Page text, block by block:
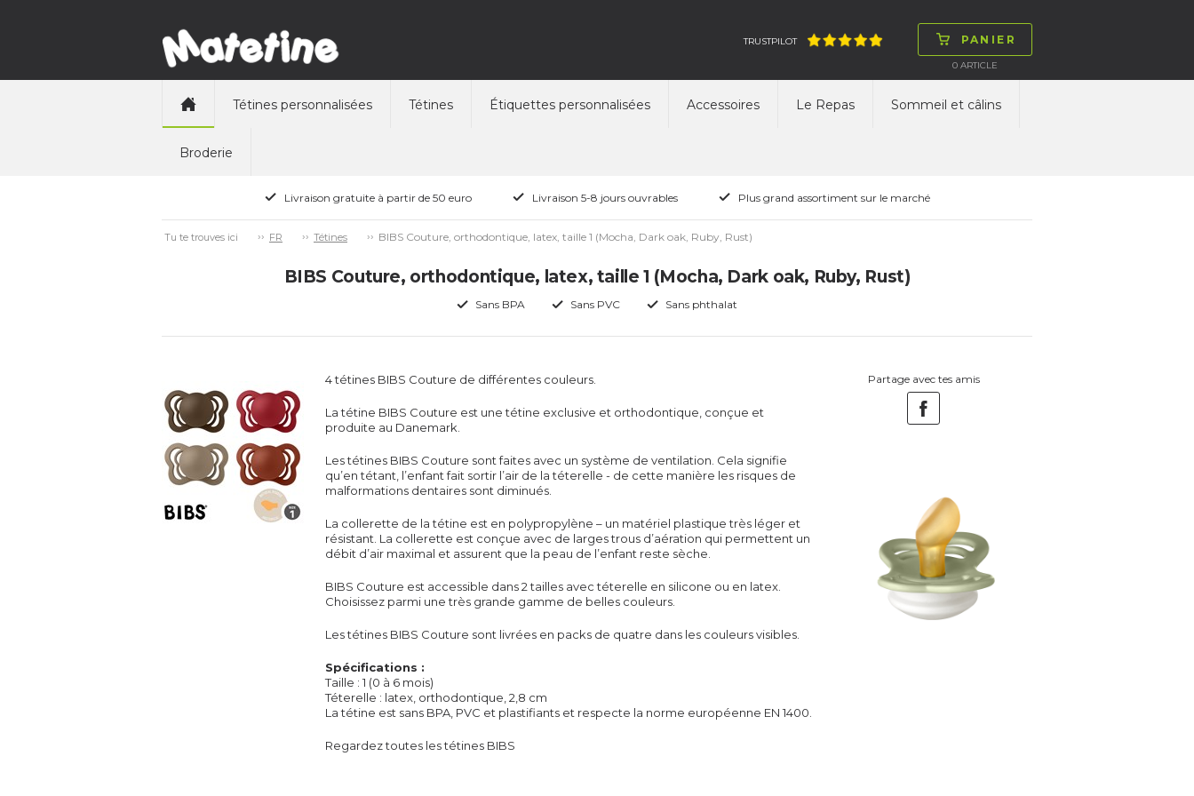
PANIER
0 ARTICLE
TRUSTPILOT
Tétines personnalisées Tétines Étiquettes personnalisées Accessoires Le Repas Sommeil et câlins
Broderie
Livraison gratuite à partir de 50 euro Livraison 5-8 jours ouvrables Plus grand assortiment sur le marché
Tu te trouves ici FR Tétines BIBS Couture, orthodontique, latex, taille 1 (Mocha, Dark oak, Ruby, Rust)
BIBS Couture, orthodontique, latex, taille 1 (Mocha, Dark oak, Ruby, Rust)
Sans BPA Sans PVC Sans phthalat
4 tétines BIBS Couture de différentes couleurs.
La tétine BIBS Couture est une tétine exclusive et orthodontique, conçue et
produite au Danemark.
Les tétines BIBS Couture sont faites avec un système de ventilation. Cela signifie
qu’en tétant, l’enfant fait sortir l’air de la téterelle - de cette manière les risques de
malformations dentaires sont diminués.
La collerette de la tétine est en polypropylène – un matériel plastique très léger et
résistant. La collerette est conçue avec de larges trous d’aération qui permettent un
débit d’air maximal et assurent que la peau de l’enfant reste sèche.
BIBS Couture est accessible dans 2 tailles avec téterelle en silicone ou en latex.
Choisissez parmi une très grande gamme de belles couleurs.
Les tétines BIBS Couture sont livrées en packs de quatre dans les couleurs visibles.
Spécifications :
Taille : 1 (0 à 6 mois)
Téterelle : latex, orthodontique, 2,8 cm
La tétine est sans BPA, PVC et plastifiants et respecte la norme européenne EN 1400.
Regardez toutes les tétines BIBS
Partage avec tes amis